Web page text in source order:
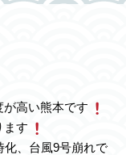
高い熊本です
ます
化、台風9号崩れで